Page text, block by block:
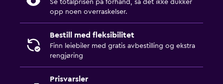
Se totalprisen på forhånd, så det ikke dukker
opp noen overraskelser.
Bestill med fleksibilitet
Finn leiebiler med gratis avbestilling og ekstra
rengjøring
Prisvarsler